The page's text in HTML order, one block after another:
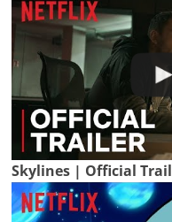
Skylines | Official